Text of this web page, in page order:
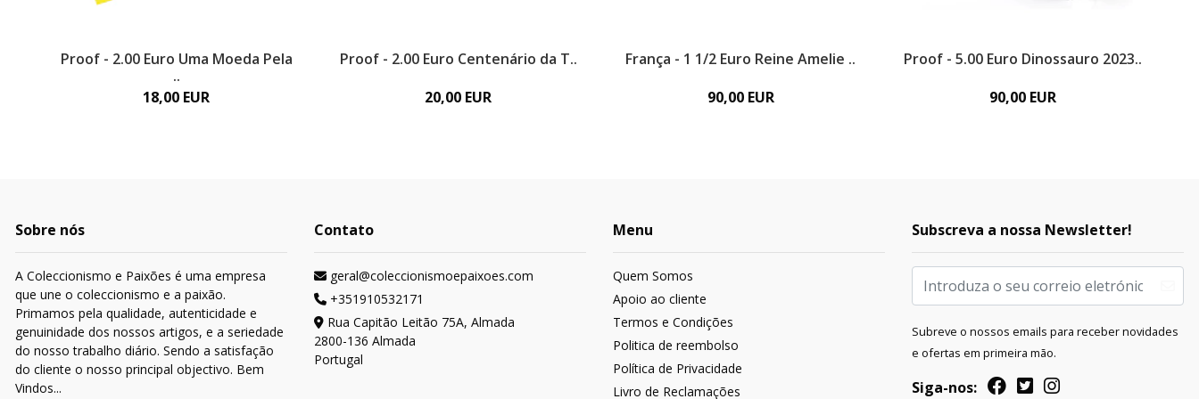
Proof - 2.00 Euro Uma Moeda Pela
..
18,00 EUR
Proof - 2.00 Euro Centenário da T..
20,00 EUR
França - 1 1/2 Euro Reine Amelie ..
90,00 EUR
Proof - 5.00 Euro Dinossauro 2023..
90,00 EUR
Sobre nós
A Coleccionismo e Paixões é uma empresa
que une o coleccionismo e a paixão.
Primamos pela qualidade, autenticidade e
genuinidade dos nossos artigos, e a seriedade
do nosso trabalho diário. Sendo a satisfação
do cliente o nosso principal objectivo. Bem
Vindos...
Contato
geral@coleccionismoepaixoes.com
+351910532171
Rua Capitão Leitão 75A, Almada
2800-136 Almada
Portugal
Menu
Quem Somos
Apoio ao cliente
Termos e Condições
Politica de reembolso
Política de Privacidade
Livro de Reclamações
Subscreva a nossa Newsletter!
Subreve o nossos emails para receber novidades
e ofertas em primeira mão.
Siga-nos: